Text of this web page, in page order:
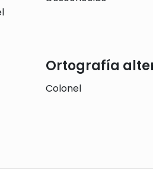
Ortografía
Colonel